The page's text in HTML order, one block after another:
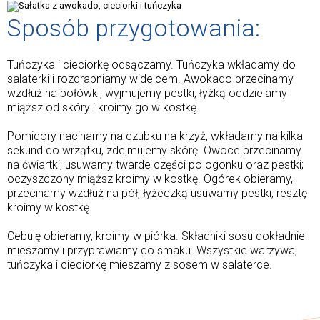
Sposób przygotowania:
Tuńczyka i cieciorkę odsączamy. Tuńczyka wkładamy do
salaterki i rozdrabniamy widelcem. Awokado przecinamy
wzdłuż na połówki, wyjmujemy pestki, łyżką oddzielamy
miąższ od skóry i kroimy go w kostkę.
Pomidory nacinamy na czubku na krzyż, wkładamy na kilka
sekund do wrzątku, zdejmujemy skórę. Owoce przecinamy
na ćwiartki, usuwamy twarde części po ogonku oraz pestki;
oczyszczony miąższ kroimy w kostkę. Ogórek obieramy,
przecinamy wzdłuż na pół, łyżeczką usuwamy pestki, resztę
kroimy w kostkę.
Cebulę obieramy, kroimy w piórka. Składniki sosu dokładnie
mieszamy i przyprawiamy do smaku. Wszystkie warzywa,
tuńczyka i cieciorkę mieszamy z sosem w salaterce.